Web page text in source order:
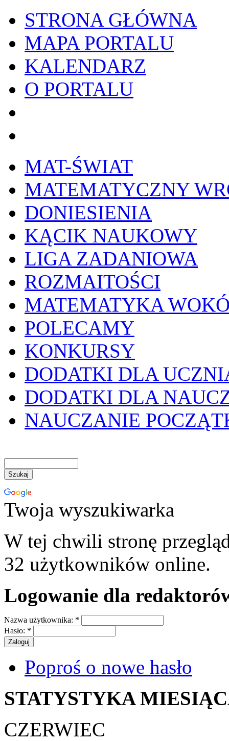
STRONA GŁÓWNA
MAPA PORTALU
KALENDARZ
O PORTALU
MAT-ŚWIAT
MATEMATYCZNY
DONIESIENIA
KĄCIK NAUKOWY
LIGA ZADANIOWA
ROZMAITOŚCI
MATEMATYKA
POLECAMY
KONKURSY
DODATKI DLA
DODATKI DLA
NAUCZANIE
Twoja wyszukiwarka
W tej chwili stronę
32 użytkowników online.
Logowanie dla
Nazwa użytkownika: *
Hasło: *
Poproś o nowe hasło
STATYSTYKA
CZERWIEC